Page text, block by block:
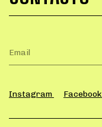
Instagram Facebook